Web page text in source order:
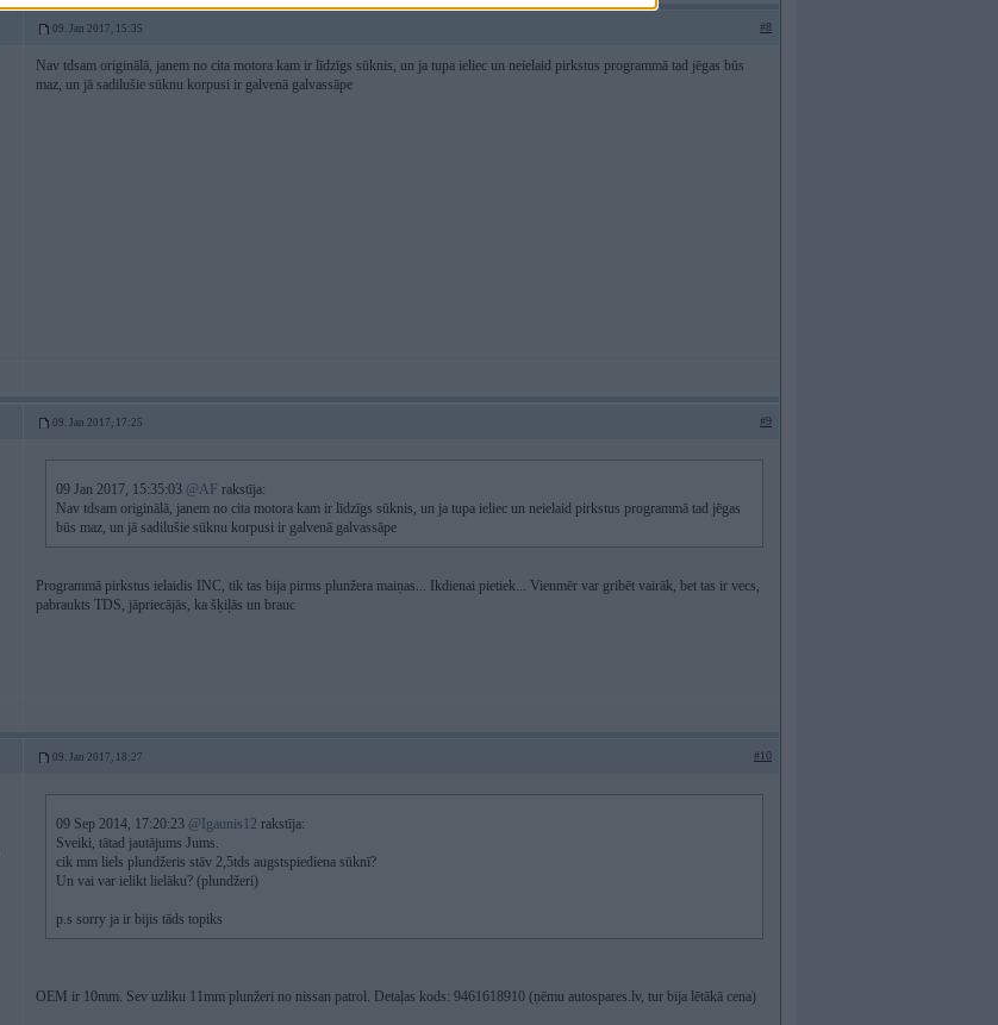
09. Jan 2017, 15:35 #8
Nav tdsam originālā, janem no cita motora kam ir līdzīgs sūknis, un ja tupa ieliec un neielaid pirkstus programmā tad jēgas būs
maz, un jā sadilušie sūknu korpusi ir galvenā galvassāpe
09. Jan 2017, 17:25 #9
09 Jan 2017, 15:35:03 @AF rakstīja:
Nav tdsam originālā, janem no cita motora kam ir līdzīgs sūknis, un ja tupa ieliec un neielaid pirkstus programmā tad jēgas
būs maz, un jā sadilušie sūknu korpusi ir galvenā galvassāpe
Programmā pirkstus ielaidis INC, tik tas bija pirms plunžera maiņas... Ikdienai pietiek... Vienmēr var gribēt vairāk, bet tas ir vecs,
pabraukts TDS, jāpriecājās, ka šķiļās un brauc
09. Jan 2017, 18:27 #10
09 Sep 2014, 17:20:23 @Igaunis12 rakstīja:
Sveiki, tātad jautājums Jums.
cik mm liels plundžeris stāv 2,5tds augstspiediena sūknī?
Un vai var ielikt lielāku? (plundžeri)
p.s sorry ja ir bijis tāds topiks
OEM ir 10mm. Sev uzliku 11mm plunžeri no nissan patrol. Detaļas kods: 9461618910 (ņēmu autospares.lv, tur bija lētākā cena)